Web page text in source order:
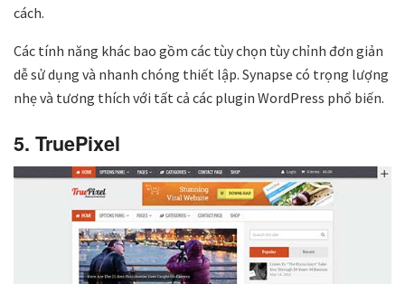
cách.
Các tính năng khác bao gồm các tùy chọn tùy chỉnh đơn giản
dễ sử dụng và nhanh chóng thiết lập. Synapse có trọng lượng
nhẹ và tương thích với tất cả các plugin WordPress phổ biến.
5. TruePixel